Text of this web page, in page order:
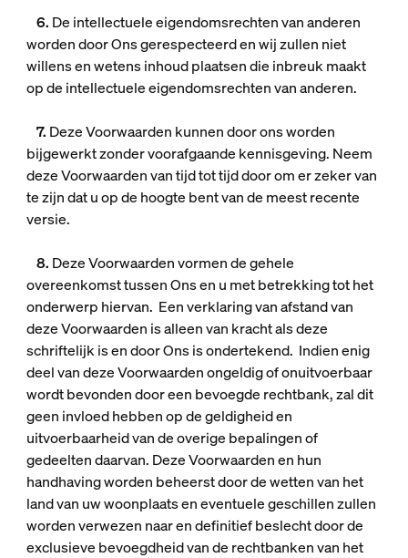
6. De intellectuele eigendomsrechten van anderen
worden door Ons gerespecteerd en wij zullen niet
willens en wetens inhoud plaatsen die inbreuk maakt
op de intellectuele eigendomsrechten van anderen.
7. Deze Voorwaarden kunnen door ons worden
bijgewerkt zonder voorafgaande kennisgeving. Neem
deze Voorwaarden van tijd tot tijd door om er zeker van
te zijn dat u op de hoogte bent van de meest recente
versie.
8. Deze Voorwaarden vormen de gehele
overeenkomst tussen Ons en u met betrekking tot het
onderwerp hiervan. Een verklaring van afstand van
deze Voorwaarden is alleen van kracht als deze
schriftelijk is en door Ons is ondertekend. Indien enig
deel van deze Voorwaarden ongeldig of onuitvoerbaar
wordt bevonden door een bevoegde rechtbank, zal dit
geen invloed hebben op de geldigheid en
uitvoerbaarheid van de overige bepalingen of
gedeelten daarvan. Deze Voorwaarden en hun
handhaving worden beheerst door de wetten van het
land van uw woonplaats en eventuele geschillen zullen
worden verwezen naar en definitief beslecht door de
exclusieve bevoegdheid van de rechtbanken van het